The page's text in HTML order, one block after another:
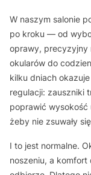
W naszym salonie
po kroku — od
oprawy, precyzyjny
okularów do
kilku dniach
regulacji: zauszniki
poprawić wysokość
żeby nie zsuwały
I to jest normalne.
noszeniu, a komfort